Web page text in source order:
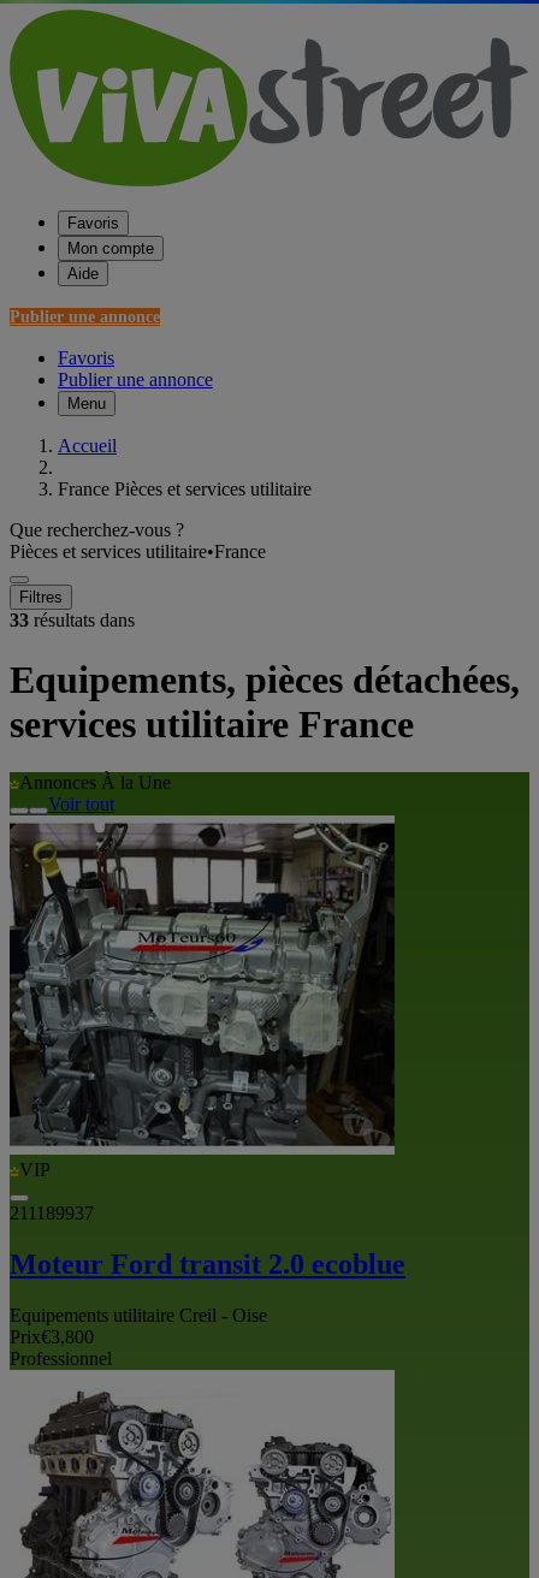
Favoris
Mon compte
Aide
Publier une annonce
Favoris
Publier une annonce
Menu
Accueil
France Pièces et services utilitaire
Que recherchez-vous ?
Pièces et services utilitaire•France
Filtres
33 résultats dans
Equipements, pièces détachées,
services utilitaire France
Annonces À la Une
Voir tout
VIP
211189937
Moteur Ford transit 2.0 ecoblue
Equipements utilitaire Creil - Oise
Prix€3,800
Professionnel